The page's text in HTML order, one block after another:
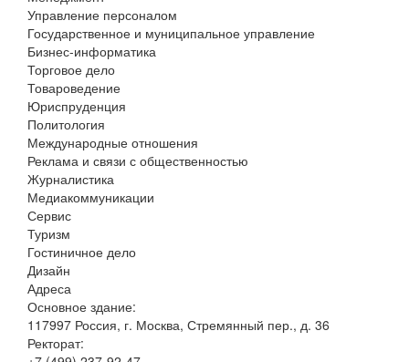
Управление персоналом
Государственное и муниципальное управление
Бизнес-информатика
Торговое дело
Товароведение
Юриспруденция
Политология
Международные отношения
Реклама и связи с общественностью
Журналистика
Медиакоммуникации
Сервис
Туризм
Гостиничное дело
Дизайн
Адреса
Основное здание:
117997 Россия, г. Москва, Стремянный пер., д. 36
Ректорат: